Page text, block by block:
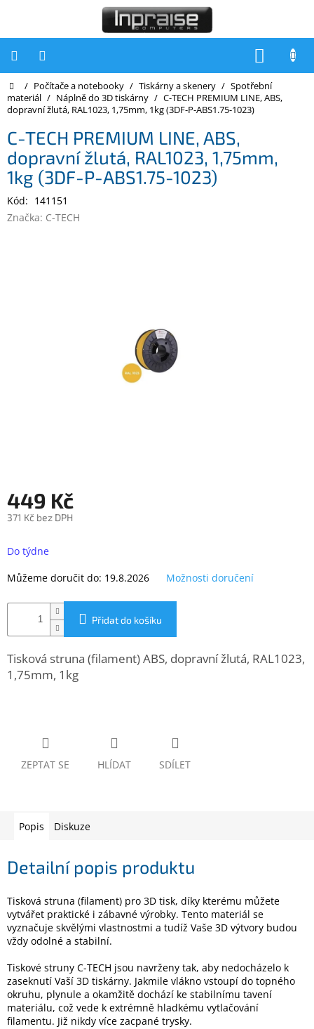
Počítače
Počítače
Notebooky
Tiskárny
Autorizované
servisy
záruk
www.inpraise.cz
Gaming
Cyklo
Velké
Počítače
a
notebooky
Elektronika
Domácnost
Domů
/ Počítače a notebooky / Tiskárny a skenery / Spotřební
materiál / Náplně do 3D tiskárny / C-TECH PREMIUM LINE, ABS,
dopravní žlutá, RAL1023, 1,75mm, 1kg (3DF-P-ABS1.75-1023)
C-TECH PREMIUM LINE, ABS,
dopravní žlutá, RAL1023, 1,75mm,
1kg (3DF-P-ABS1.75-1023)
Kód: 141151
Značka: C-TECH
449 Kč
371 Kč bez DPH
cena:
Do týdne
Můžeme doručit do: 19.8.2026 Možnosti doručení
Přidat do košíku
Tisková struna (filament) ABS, dopravní žlutá, RAL1023,
1,75mm, 1kg
ZEPTAT SE HLÍDAT SDÍLET
Popis Diskuze
Detailní popis produktu
Tisková struna (filament) pro 3D tisk, díky kterému můžete
vytvářet praktické i zábavné výrobky. Tento materiál se
vyznačuje skvělými vlastnostmi a tudíž Vaše 3D výtvory budou
vždy odolné a stabilní.
Tiskové struny C-TECH jsou navrženy tak, aby nedocházelo k
zaseknutí Vaší 3D tiskárny. Jakmile vlákno vstoupí do topného
okruhu, plynule a okamžitě dochází ke stabilnímu tavení
materiálu, což vede k extrémně hladkému vytlačování
filamentu. Již nikdy více zacpané trysky.